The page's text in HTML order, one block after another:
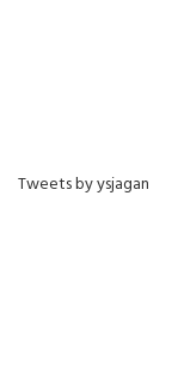
Tweets by ysjagan